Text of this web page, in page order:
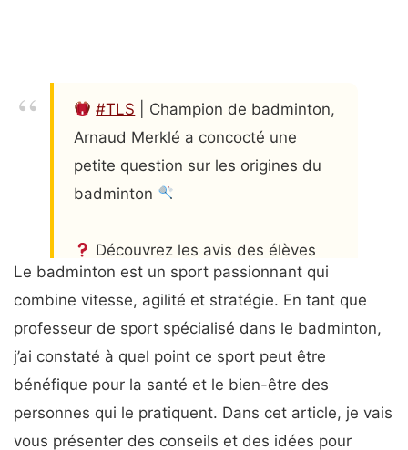
#TLS | Champion de badminton,
Arnaud Merklé a concocté une
petite question sur les origines du
badminton
Découvrez les avis des élèves
ainsi que la réponse du jeune
badiste tricolore
pic.twitter.com/mMbVJeoiUi
— francetvsport (@francetvsport)
October 27, 2023
Le badminton est un sport passionnant qui
combine vitesse, agilité et stratégie. En tant que
professeur de sport spécialisé dans le badminton,
j’ai constaté à quel point ce sport peut être
bénéfique pour la santé et le bien-être des
personnes qui le pratiquent. Dans cet article, je vais
vous présenter des conseils et des idées pour